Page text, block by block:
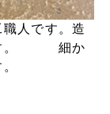
人です。造
す。 細か